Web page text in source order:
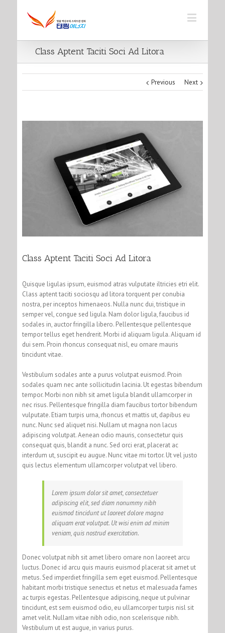
Class Aptent Taciti Soci Ad Litora
Previous Next
Class Aptent Taciti Soci Ad Litora
Quisque ligulas ipsum, euismod atras vulputate iltricies etri elit.
Class aptent taciti sociosqu ad litora torquent per conubia
nostra, per inceptos himenaeos. Nulla nunc dui, tristique in
semper vel, congue sed ligula. Nam dolor ligula, faucibus id
sodales in, auctor fringilla libero. Pellentesque pellentesque
tempor tellus eget hendrerit. Morbi id aliquam ligula. Aliquam id
dui sem. Proin rhoncus consequat nisl, eu ornare mauris
tincidunt vitae.
Vestibulum sodales ante a purus volutpat euismod. Proin
sodales quam nec ante sollicitudin lacinia. Ut egestas bibendum
tempor. Morbi non nibh sit amet ligula blandit ullamcorper in
nec risus. Pellentesque fringilla diam faucibus tortor bibendum
vulputate. Etiam turpis urna, rhoncus et mattis ut, dapibus eu
nunc. Nunc sed aliquet nisi. Nullam ut magna non lacus
adipiscing volutpat. Aenean odio mauris, consectetur quis
consequat quis, blandit a nunc. Sed orci erat, placerat ac
interdum ut, suscipit eu augue. Nunc vitae mi tortor. Ut vel justo
quis lectus elementum ullamcorper volutpat vel libero.
Lorem ipsum dolor sit amet, consectetuer
adipiscing elit, sed diam nonummy nibh
euismod tincidunt ut laoreet dolore magna
aliquam erat volutpat. Ut wisi enim ad minim
veniam, quis nostrud exercitation.
Donec volutpat nibh sit amet libero ornare non laoreet arcu
luctus. Donec id arcu quis mauris euismod placerat sit amet ut
metus. Sed imperdiet fringilla sem eget euismod. Pellentesque
habitant morbi tristique senectus et netus et malesuada fames
ac turpis egestas. Pellentesque adipiscing, neque ut pulvinar
tincidunt, est sem euismod odio, eu ullamcorper turpis nisl sit
amet velit. Nullam vitae nibh odio, non scelerisque nibh.
Vestibulum ut est augue, in varius purus.